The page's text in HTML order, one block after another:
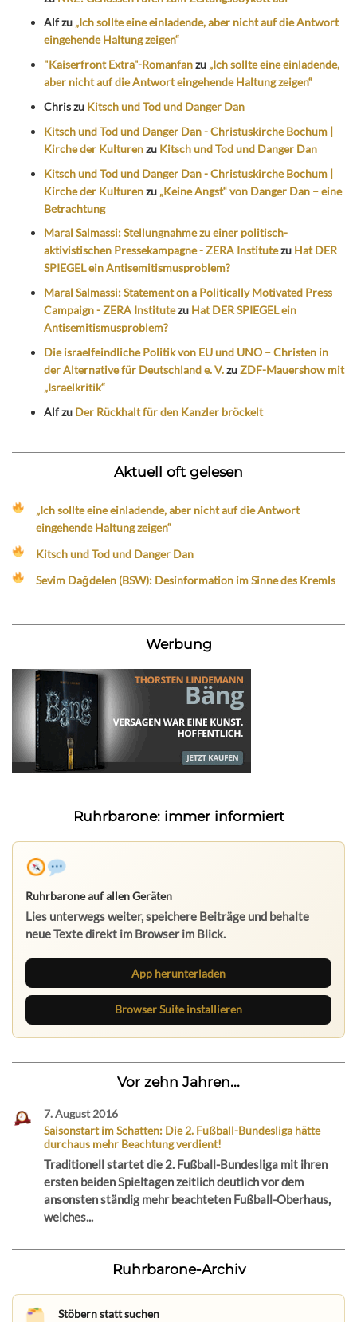
Alfzu „Ich sollte eine einladende, aber nicht auf die Antwort
eingehende Haltung zeigen“
"Kaiserfront Extra"-Romanfanzu „Ich sollte eine einladende,
aber nicht auf die Antwort eingehende Haltung zeigen“
Chriszu Kitsch und Tod und Danger Dan
Kitsch und Tod und Danger Dan - Christuskirche Bochum |
Kirche der Kulturenzu Kitsch und Tod und Danger Dan
Kitsch und Tod und Danger Dan - Christuskirche Bochum |
Kirche der Kulturenzu „Keine Angst“ von Danger Dan – eine
Betrachtung
Maral Salmassi: Stellungnahme zu einer politisch-
aktivistischen Pressekampagne - ZERA Institutezu Hat DER
SPIEGEL ein Antisemitismusproblem?
Maral Salmassi: Statement on a Politically Motivated Press
Campaign - ZERA Institutezu Hat DER SPIEGEL ein
Antisemitismusproblem?
Die israelfeindliche Politik von EU und UNO – Christen in
der Alternative für Deutschland e. V.zuZDF-Mauershow mit
„Israelkritik“
Alfzu Der Rückhalt für den Kanzler bröckelt
Aktuell oft gelesen
„Ich sollte eine einladende, aber nicht auf die Antwort
eingehende Haltung zeigen“
Kitsch und Tod und Danger Dan
Sevim Dağdelen (BSW): Desinformation im Sinne des Kremls
Werbung
Ruhrbarone: immer informiert
Ruhrbarone auf allen Geräten
Lies unterwegs weiter, speichere Beiträge und behalte
neue Texte direkt im Browser im Blick.
App herunterladen
Browser Suite installieren
Vor zehn Jahren...
7. August 2016
Saisonstart im Schatten: Die 2. Fußball-Bundesliga hätte
durchaus mehr Beachtung verdient!
Traditionell startet die 2. Fußball-Bundesliga mit ihren
ersten beiden Spieltagen zeitlich deutlich vor dem
ansonsten ständig mehr beachteten Fußball-Oberhaus,
welches...
Ruhrbarone-Archiv
Stöbern statt suchen